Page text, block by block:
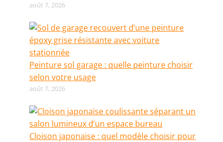
août 7, 2026
Peinture sol garage : quelle peinture choisir
selon votre usage
août 7, 2026
Cloison japonaise : quel modèle choisir pour